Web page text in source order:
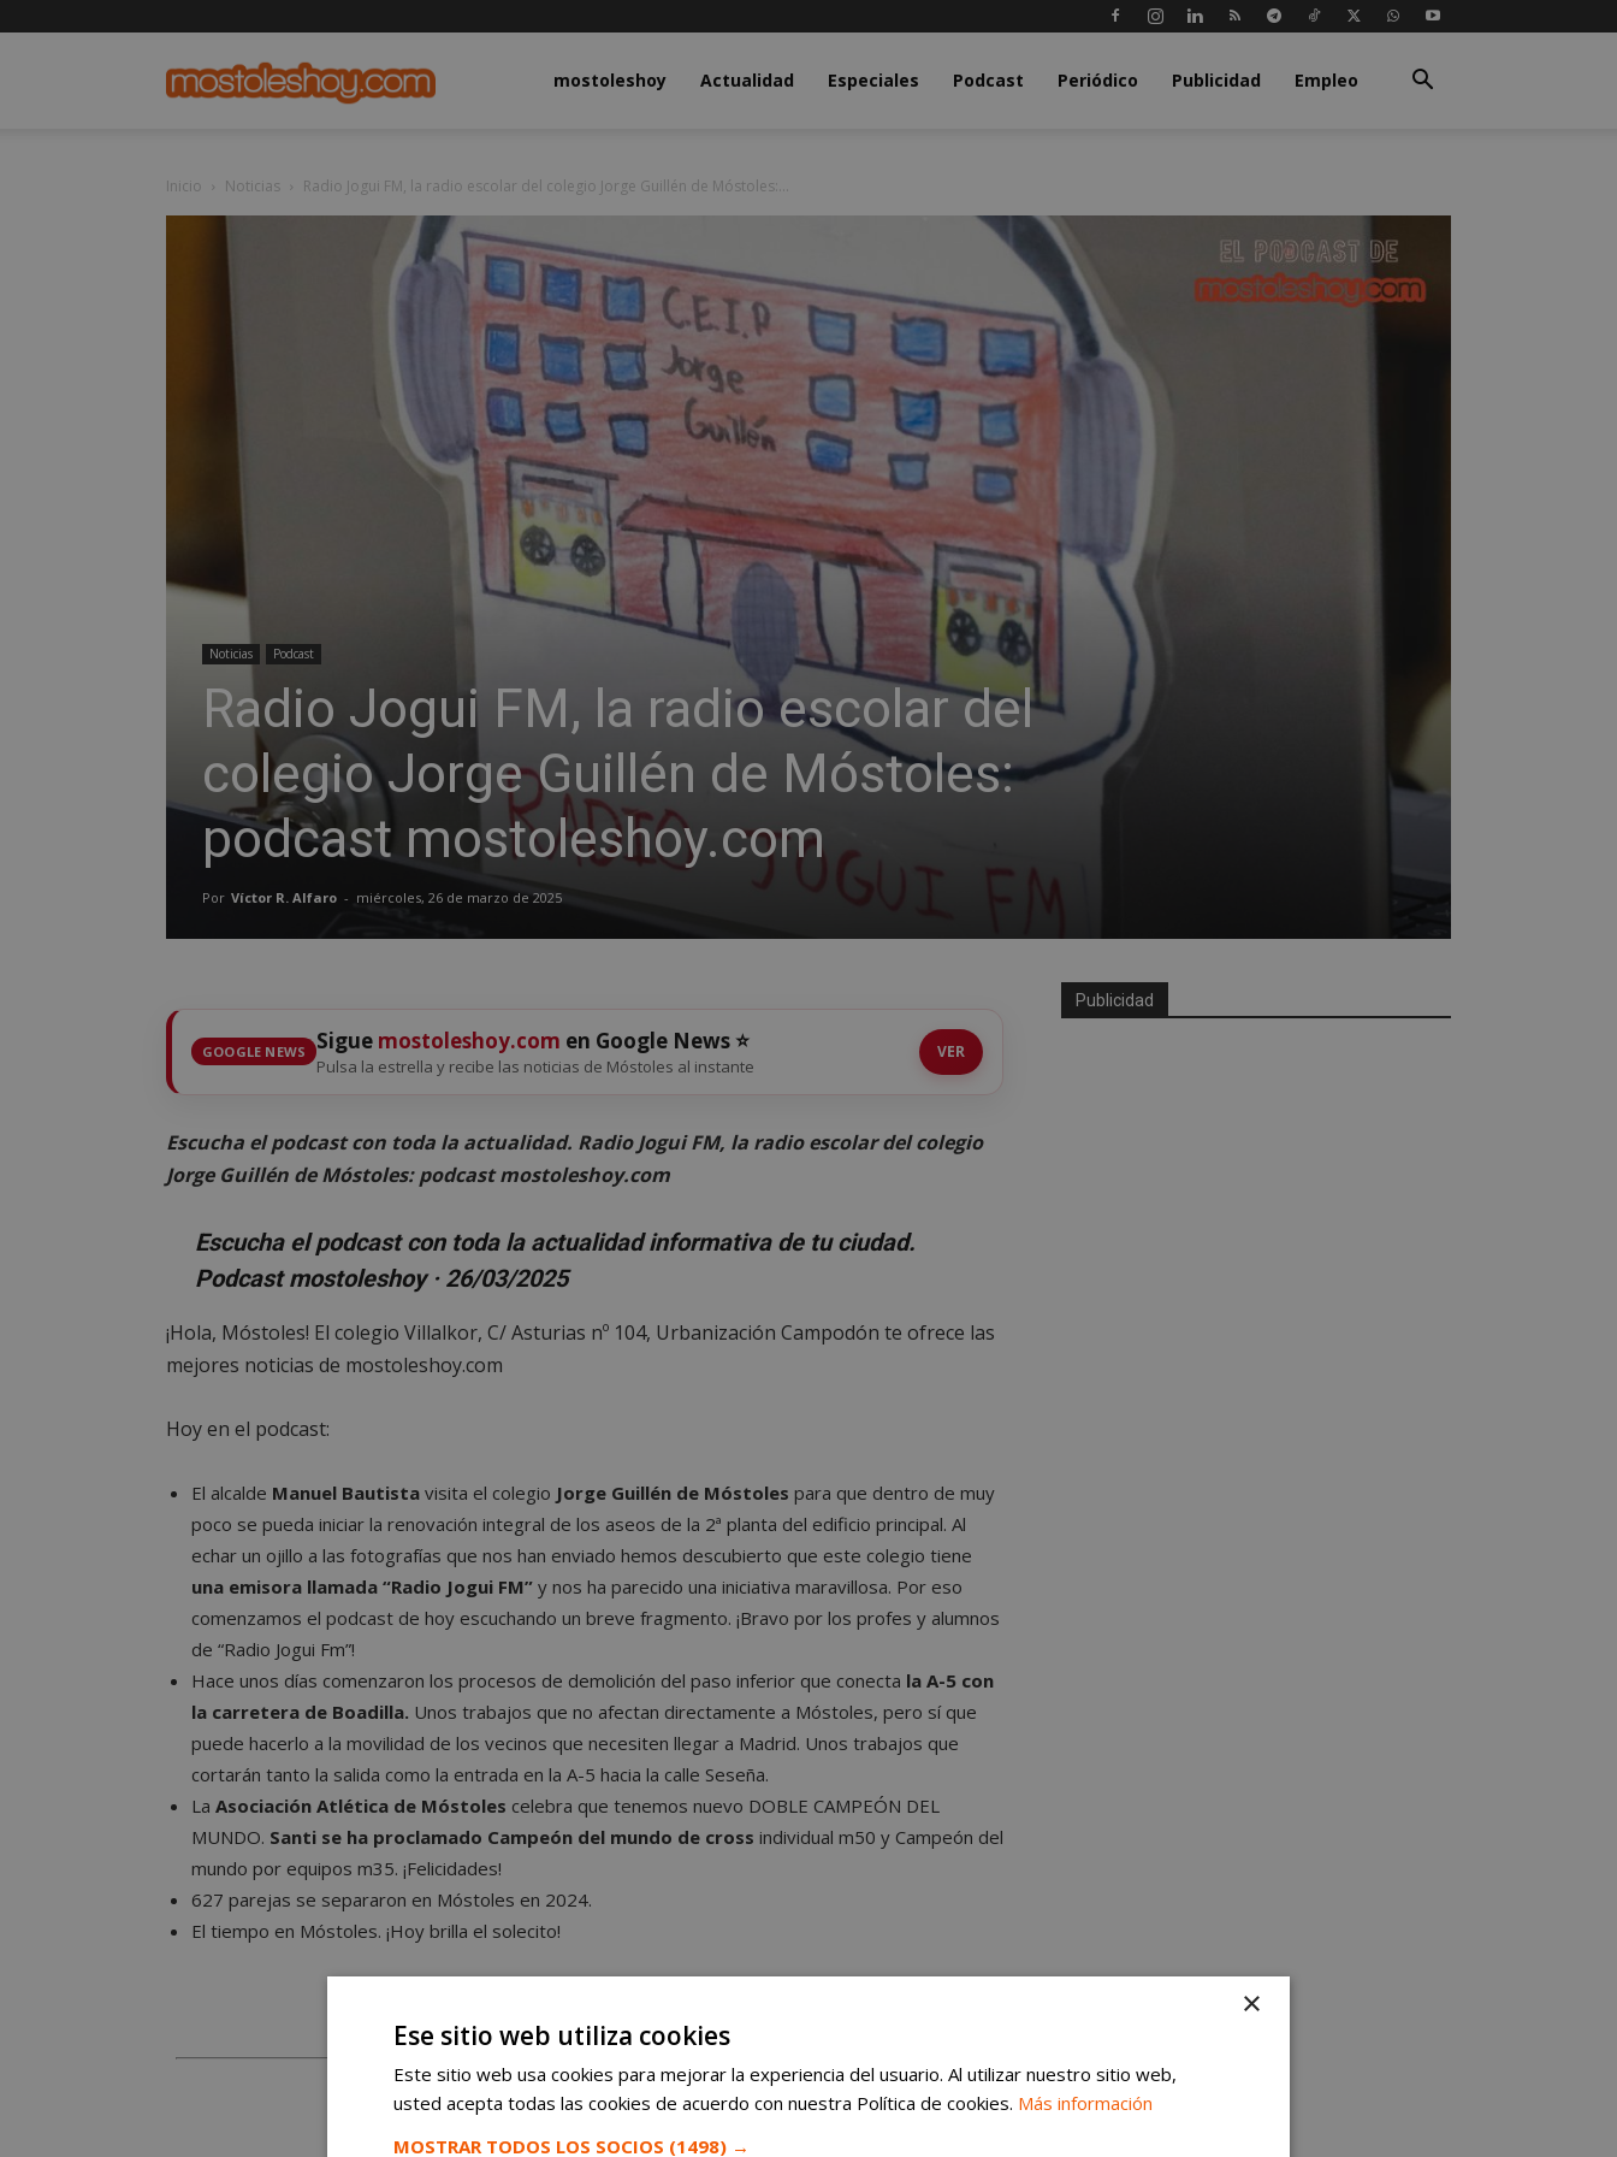
mostoleshoy.commostoleshoy Actualidad Especiales Podcast Periódico Publicidad Empleo
Inicio Noticias Radio Jogui FM, la radio escolar del colegio Jorge Guillén de Móstoles:...
Noticias Podcast
Radio Jogui FM, la radio escolar del
colegio Jorge Guillén de Móstoles:
podcast mostoleshoy.com
Por Víctor R. Alfaro - miércoles, 26 de marzo de 2025
GOOGLE NEWS Sigue mostoleshoy.com en Google News ⭐
Pulsa la estrella y recibe las noticias de Móstoles al instante
VER
Escucha el podcast con toda la actualidad. Radio Jogui FM, la radio escolar del colegio
Jorge Guillén de Móstoles: podcast mostoleshoy.com
Escucha el podcast con toda la actualidad informativa de tu ciudad.
Podcast mostoleshoy · 26/03/2025
¡Hola, Móstoles! El colegio Villalkor, C/ Asturias nº 104, Urbanización Campodón te ofrece las
mejores noticias de mostoleshoy.com
Hoy en el podcast:
El alcalde Manuel Bautista visita el colegio Jorge Guillén de Móstoles para que dentro de muy
poco se pueda iniciar la renovación integral de los aseos de la 2ª planta del edificio principal. Al
echar un ojillo a las fotografías que nos han enviado hemos descubierto que este colegio tiene
una emisora llamada “Radio Jogui FM” y nos ha parecido una iniciativa maravillosa. Por eso
comenzamos el podcast de hoy escuchando un breve fragmento. ¡Bravo por los profes y alumnos
de “Radio Jogui Fm”!
Hace unos días comenzaron los procesos de demolición del paso inferior que conecta la A-5 con
la carretera de Boadilla. Unos trabajos que no afectan directamente a Móstoles, pero sí que
puede hacerlo a la movilidad de los vecinos que necesiten llegar a Madrid. Unos trabajos que
cortarán tanto la salida como la entrada en la A-5 hacia la calle Seseña.
La Asociación Atlética de Móstoles celebra que tenemos nuevo DOBLE CAMPEÓN DEL
MUNDO. Santi se ha proclamado Campeón del mundo de cross individual m50 y Campeón del
mundo por equipos m35. ¡Felicidades!
627 parejas se separaron en Móstoles en 2024.
El tiempo en Móstoles. ¡Hoy brilla el solecito!
Publicidad
×
Ese sitio web utiliza cookies
Este sitio web usa cookies para mejorar la experiencia del usuario. Al utilizar nuestro sitio web,
usted acepta todas las cookies de acuerdo con nuestra Política de cookies. Más información
MOSTRAR TODOS LOS SOCIOS (1498) →